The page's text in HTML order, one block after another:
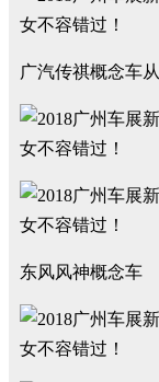
广汽传祺概念车
东风风神概念车